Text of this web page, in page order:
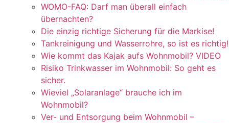
WOMO-FAQ: Darf man überall einfach
übernachten?
Die einzig richtige Sicherung für die Markise!
Tankreinigung und Wasserrohre, so ist es richtig!
Wie kommt das Kajak aufs Wohnmobil? VIDEO
Risiko Trinkwasser im Wohnmobil: So geht es
sicher.
Wieviel „Solaranlage“ brauche ich im
Wohnmobil?
Ver- und Entsorgung beim Wohnmobil –